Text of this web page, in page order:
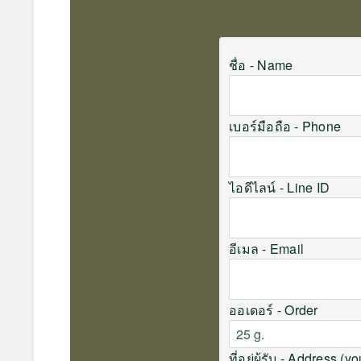
ชื่อ - Name
เบอร์มือถือ - Phone
ไอดีไลน์ - Line ID
อีเมล - Email
ออเดอร์ - Order